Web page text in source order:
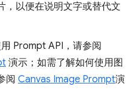
，以便在说明文字或替代文
Prompt API，请参阅
演示；如需了解如何使用图
阅 Canvas Image Prompt演